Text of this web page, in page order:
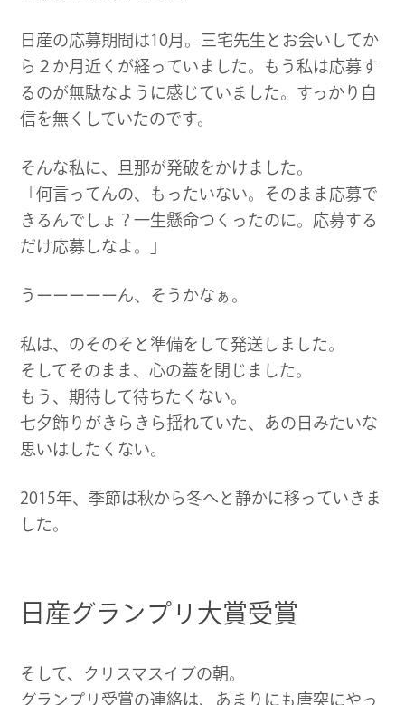
日産の応募期間は10月。三宅先生とお会いしてか
ら２か月近くが経っていました。もう私は応募す
るのが無駄なように感じていました。すっかり自
信を無くしていたのです。
そんな私に、旦那が発破をかけました。
「何言ってんの、もったいない。そのまま応募で
きるんでしょ？一生懸命つくったのに。応募する
だけ応募しなよ。」
うーーーーーん、そうかなぁ。
私は、のそのそと準備をして発送しました。
そしてそのまま、心の蓋を閉じました。
もう、期待して待ちたくない。
七夕飾りがきらきら揺れていた、あの日みたいな
思いはしたくない。
2015年、季節は秋から冬へと静かに移っていきま
した。
日産グランプリ大賞受賞
そして、クリスマスイブの朝。
グランプリ受賞の連絡は、あまりにも唐突にやっ